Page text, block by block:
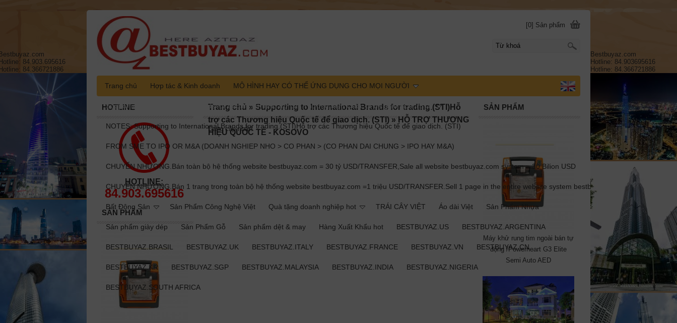
Đang cập nhật!
Trang chủ » Supporting to International Brands for trading.(STI)Hỗ
trợ các Thương hiệu Quốc tế để giao dịch. (STI) » HỖ TRỢ THƯƠNG
HIỆU QUỐC TẾ - KOSOVO
SẢN PHẨM
Máy khử rung tim ngoài bán tự
động /Powerheart G3 Elite
Semi Auto AED
HOTLINE
HOTLINE:
84.903.695616
SẢN PHẨM
[0] Sản phẩm
Trang chủ Hợp tác & Kinh doanh MÔ HÌNH HAY CÓ THỂ ỨNG DỤNG CHO MỌI NGƯỜI
Supporting to International Brands for trading.(STI)Hỗ trợ các Thương hiệu Quốc tế để giao dịch. (STI)
NOTES: Supporting to International Brands for trading.(STI)Hỗ trợ các Thương hiệu Quốc tế để giao dịch. (STI)
FROM SME TO IPO OR M&A (DOANH NGHIEP NHO > CO PHAN > (CO PHAN DAI CHUNG > IPO HAY M&A)
CHUYỂN NHƯỢNG.Bán toàn bộ hệ thống website bestbuyaz.com = 30 tỷ USD/TRANSFER,Sale all website bestbuyaz.com system = 30 Bilion USD
CHUYỂN NHƯỢNG.Bán 1 trang trong toàn bộ hệ thống website bestbuyaz.com =1 triệu USD/TRANSFER.Sell ​​1 page in the entire website system bestbuyaz.com =1 million USD
Bất Động Sản Sản Phẩm Công Nghệ Việt Quà tặng doanh nghiệp hot TRÁI CÂY VIỆT Áo dài Việt Sản Phẩm Nhựa
Sản phẩm giày dép Sản Phẩm Gỗ Sản phẩm dệt & may Hàng Xuất Khẩu hot BESTBUYAZ.US BESTBUYAZ.ARGENTINA
BESTBUYAZ.BRASIL BESTBUYAZ.UK BESTBUYAZ.ITALY BESTBUYAZ.FRANCE BESTBUYAZ.VN BESTBUYAZ.CN
BESTBUYAZ.KR BESTBUYAZ.SGP BESTBUYAZ.MALAYSIA BESTBUYAZ.INDIA BESTBUYAZ.NIGERIA
BESTBUYAZ.SOUTH AFRICA
84.903.695616
84.366721886
Bestbuyaz.com
Hotline: 84.903695616
Hotline: 84.366721886